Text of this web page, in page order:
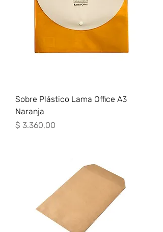
Sobre Plástico Lama Office A3
Naranja
Precio
$ 3.360,00